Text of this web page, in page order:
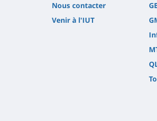
Nous contacter
Venir à l'IUT